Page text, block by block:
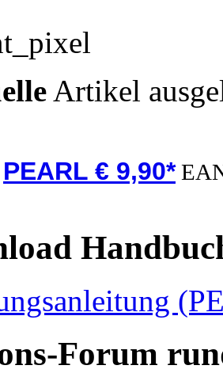
Artikel
PEARL € 9,90*
Forum